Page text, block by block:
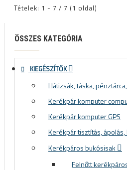
Tételek: 1 - 7 / 7 (1 oldal)
ÖSSZES KATEGÓRIA
KIEGÉSZÍTŐK
Hátizsák, táska,
Kerékpár komputer
Kerékpár komputer GPS
Kerékpár tisztítás,
Kerékpáros bukósisak
Felnőtt